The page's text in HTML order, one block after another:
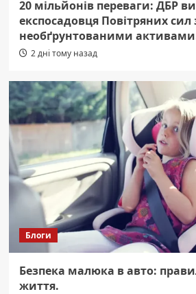
20 мільйонів переваги: ДБР
експосадовця Повітряних сил
необґрунтованими
2 дні тому назад
Блоги
Безпека малюка в авто:
життя.